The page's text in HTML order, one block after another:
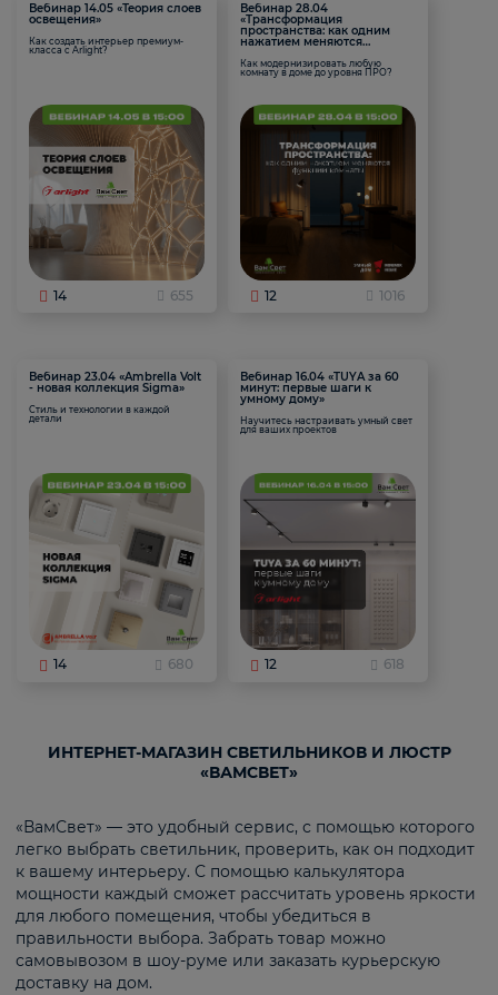
Вебинар 14.05 «Теория слоев
освещения»
Как создать интерьер премиум-
класса с Arlight?
14 655
Вебинар 28.04
«Трансформация
пространства: как одним
нажатием меняются
Как модернизировать любую
комнату в доме до уровня ПРО?
12 1016
Вебинар 23.04 «Ambrella Volt
- новая коллекция Sigma»
Стиль и технологии в каждой
детали
14 680
Вебинар 16.04 «TUYA за 60
минут: первые шаги к
умному дому»
Научитесь настраивать умный свет
для ваших проектов
12 618
ИНТЕРНЕТ-МАГАЗИН СВЕТИЛЬНИКОВ И ЛЮСТР
«ВАМСВЕТ»
«ВамСвет» — это удобный сервис, с помощью которого
легко выбрать светильник, проверить, как он подходит
к вашему интерьеру. С помощью калькулятора
мощности каждый сможет рассчитать уровень яркости
для любого помещения, чтобы убедиться в
правильности выбора. Забрать товар можно
самовывозом в шоу-руме или заказать курьерскую
доставку на дом.